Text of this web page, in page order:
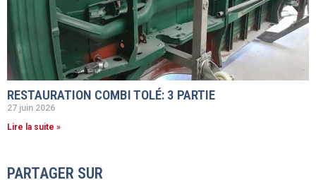
RESTAURATION COMBI TOLÉ: 3 PARTIE
27 juin 2026
Lire la suite »
PARTAGER SUR